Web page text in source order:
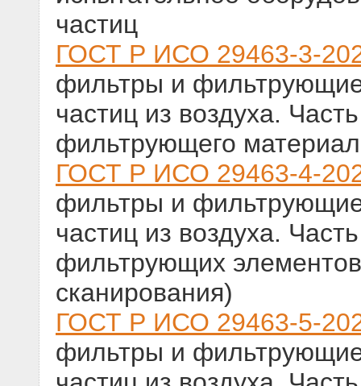
частиц
ГОСТ Р ИСО 29463-3-
фильтры и
частиц из воздуха.
фильтрующего
ГОСТ Р ИСО 29463-4-
фильтры и
частиц из воздуха.
фильтрующих
сканирования)
ГОСТ Р ИСО 29463-5-
фильтры и